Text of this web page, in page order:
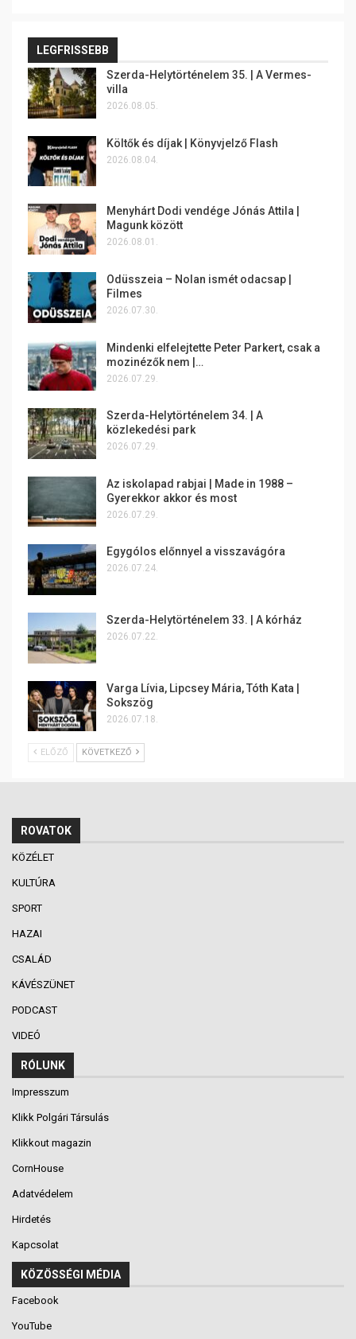
LEGFRISSEBB
Szerda-Helytörténelem 35. | A Vermes-
villa
2026.08.05.
Költők és díjak | Könyvjelző Flash
2026.08.04.
Menyhárt Dodi vendége Jónás Attila |
Magunk között
2026.08.01.
Odüsszeia – Nolan ismét odacsap |
Filmes
2026.07.30.
Mindenki elfelejtette Peter Parkert, csak a
mozinézők nem |…
2026.07.29.
Szerda-Helytörténelem 34. | A
közlekedési park
2026.07.29.
Az iskolapad rabjai | Made in 1988 –
Gyerekkor akkor és most
2026.07.29.
Egygólos előnnyel a visszavágóra
2026.07.24.
Szerda-Helytörténelem 33. | A kórház
2026.07.22.
Varga Lívia, Lipcsey Mária, Tóth Kata |
Sokszög
2026.07.18.
ELŐZŐ KÖVETKEZŐ
ROVATOK
KÖZÉLET
KULTÚRA
SPORT
HAZAI
CSALÁD
KÁVÉSZÜNET
PODCAST
VIDEÓ
RÓLUNK
Impresszum
Klikk Polgári Társulás
Klikkout magazin
CornHouse
Adatvédelem
Hirdetés
Kapcsolat
KÖZÖSSÉGI MÉDIA
Facebook
YouTube